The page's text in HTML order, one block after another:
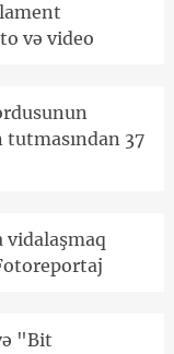
və video
37
"Bit